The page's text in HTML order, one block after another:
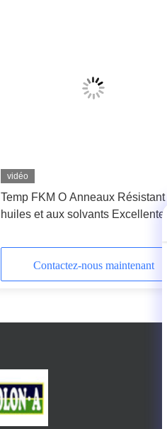
vidéo
Temp FKM O Anneaux
huiles et aux solvants Excellente
Contactez-nous maintenant